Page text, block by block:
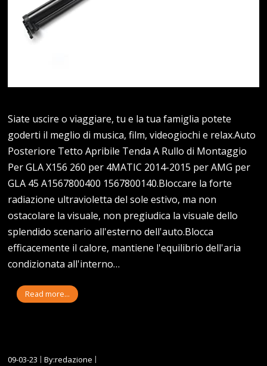
Siate uscire o viaggiare, tu e la tua famiglia potete
goderti il meglio di musica, film, videogiochi e relax.Auto
Posteriore Tetto Apribile Tenda A Rullo di Montaggio
Per GLA X156 260 per 4MATIC 2014-2015 per AMG per
GLA 45 A1567800400 1567800140.Bloccare la forte
radiazione ultravioletta del sole estivo, ma non
ostacolare la visuale, non pregiudica la visuale dello
splendido scenario all'esterno dell'auto.Blocca
efficacemente il calore, mantiene l'equilibrio dell'aria
condizionata all'interno…
Read more...
09-03-23
By:redazione